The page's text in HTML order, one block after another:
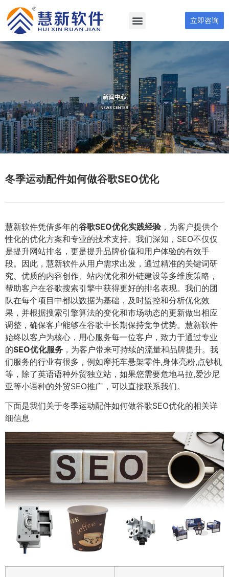
立即咨询
冬季运动配件如何做谷歌SEO优化
慧新软件凭借多年的谷歌SEO优化实践经验 ，为客户提供个
性化的优化方案和专业的技术支持。我们深知，SEO不仅仅
是提升网站排名，更是提升品牌价值和用户体验的有效手
段。因此，慧新软件从用户需求出发，通过精准的关键词研
究、优质的内容创作、站内优化和外链建设等多维度策略，
帮助客户在谷歌搜索引擎中获得更好的排名表现。我们的团
队在每个项目中都以数据为基础，及时监控和分析优化效
果，并根据搜索引擎算法的变化和市场动态的更新做出相应
调整，确保客户能够在谷歌中长期保持竞争优势。慧新软件
始终以客户为核心，用心服务每一位客户，致力于通过专业
的SEO优化服务 ，为客户带来可持续的流量和品牌提升。我
们服务的行业有很多，例如摩托车悬架零件,身体亮粉,点钞机
等，除了英语语种外贸独立站，如果您需要危地马拉,爱沙尼
亚等小语种的外贸SEO推广，可以直接联系我们。
下面是我们关于冬季运动配件如何做谷歌SEO优化的相关详
细信息